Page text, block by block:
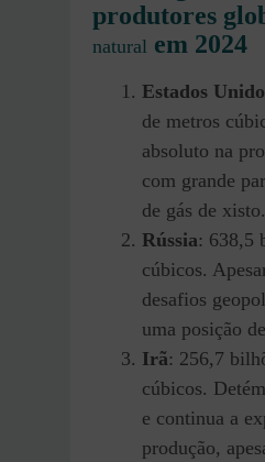
produtores
natural em 2024
Estados
de metros
absoluto na
com grande
de gás de xisto.
Rússia: 638,5
cúbicos.
desafios
uma posição
Irã: 256,7
cúbicos.
e continua a
produção,